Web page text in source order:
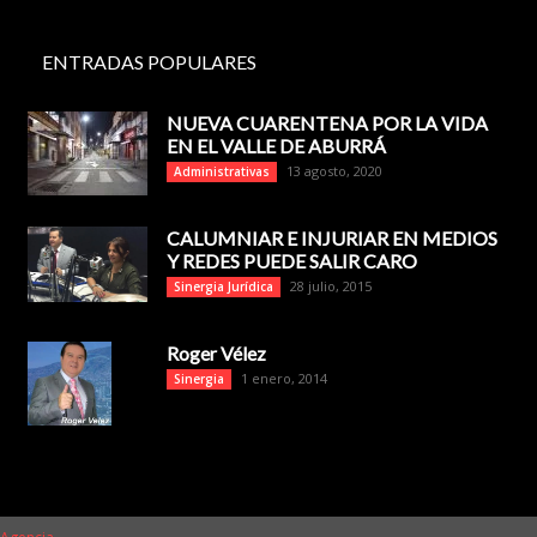
ENTRADAS POPULARES
NUEVA CUARENTENA POR LA VIDA
EN EL VALLE DE ABURRÁ
Administrativas 13 agosto, 2020
CALUMNIAR E INJURIAR EN MEDIOS
Y REDES PUEDE SALIR CARO
Sinergia Jurídica 28 julio, 2015
Roger Vélez
Sinergia 1 enero, 2014